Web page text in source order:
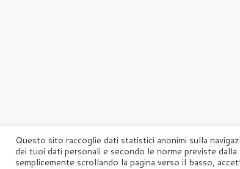
Questo sito raccoglie dati statistici anonimi sulla
dei tuoi dati personali e secondo le norme previste
semplicemente scrollando la pagina verso il basso,